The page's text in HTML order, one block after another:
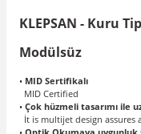
KLEPSAN - Kuru
Modülsüz
• MID Sertifikalı
MID Certified
• Çok hüzmeli tasarımı ile
İt is multijet design assures